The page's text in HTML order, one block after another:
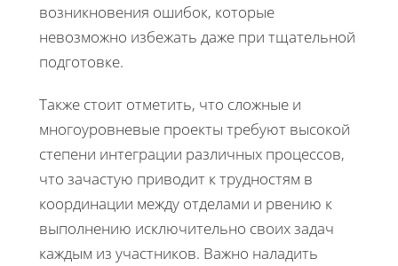
возникновения ошибок, которые
невозможно избежать даже при тщательной
подготовке.
Также стоит отметить, что сложные и
многоуровневые проекты требуют высокой
степени интеграции различных процессов,
что зачастую приводит к трудностям в
координации между отделами и рвению к
выполнению исключительно своих задач
каждым из участников. Важно наладить